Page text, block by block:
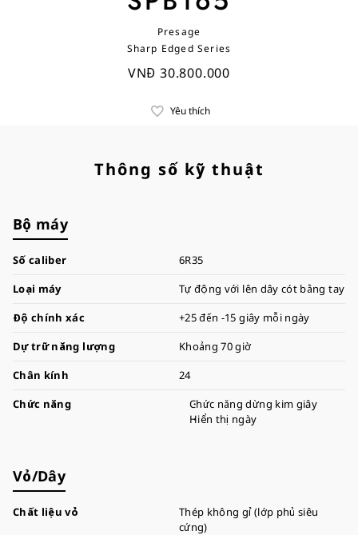
Presage
Sharp Edged Series
VNĐ 30.800.000
Yêu thích
Thông số kỹ thuật
Bộ máy
Số caliber
6R35
Loại máy
Tự động với lên dây cót bằng tay
Độ chính xác
+25 đến -15 giây mỗi ngày
Dự trữ năng lượng
Khoảng 70 giờ
Chân kính
24
Chức năng
Chức năng dừng kim giây
Hiển thị ngày
Vỏ/Dây
Chất liệu vỏ
Thép không gỉ (lớp phủ siêu
cứng)